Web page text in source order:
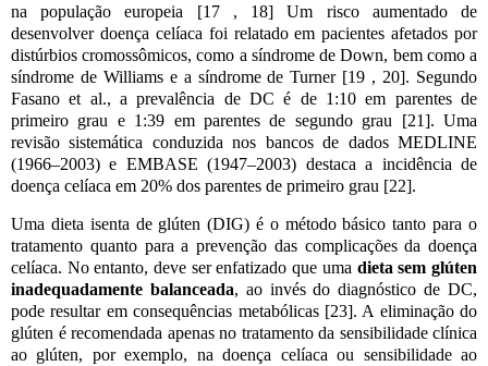
na população europeia [17 , 18] Um risco aumentado de
desenvolver doença celíaca foi relatado em pacientes afetados por
distúrbios cromossômicos, como a síndrome de Down, bem como a
síndrome de Williams e a síndrome de Turner [19 , 20]. Segundo
Fasano et al., a prevalência de DC é de 1:10 em parentes de
primeiro grau e 1:39 em parentes de segundo grau [21]. Uma
revisão sistemática conduzida nos bancos de dados MEDLINE
(1966–2003) e EMBASE (1947–2003) destaca a incidência de
doença celíaca em 20% dos parentes de primeiro grau [22].
Uma dieta isenta de glúten (DIG) é o método básico tanto para o
tratamento quanto para a prevenção das complicações da doença
celíaca. No entanto, deve ser enfatizado que uma dieta sem glúten
inadequadamente balanceada, ao invés do diagnóstico de DC,
pode resultar em consequências metabólicas [23]. A eliminação do
glúten é recomendada apenas no tratamento da sensibilidade clínica
ao glúten, por exemplo, na doença celíaca ou sensibilidade ao